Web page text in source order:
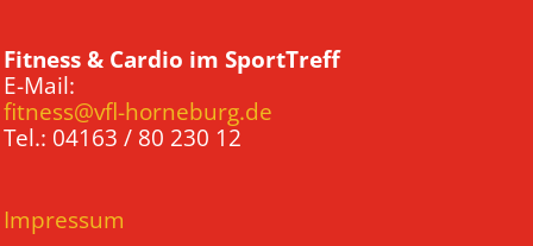
Fitness & Cardio im SportTreff
E-Mail:
fitness@vfl-horneburg.de
Tel.: 04163 / 80 230 12
Impressum